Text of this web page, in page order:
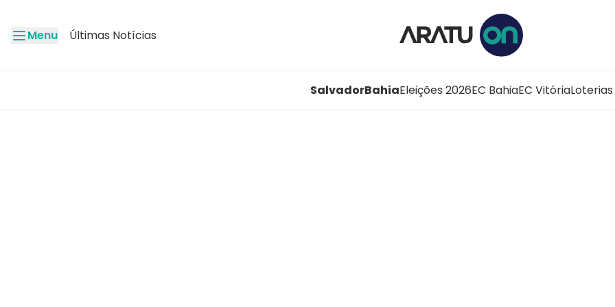
Menu Últimas Notícias
SalvadorBahiaEleições 2026EC BahiaEC VitóriaLoterias